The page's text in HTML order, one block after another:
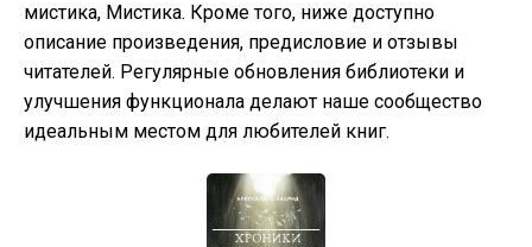
мистика, Мистика. Кроме того, ниже доступно
описание произведения, предисловие и отзывы
читателей. Регулярные обновления библиотеки и
улучшения функционала делают наше сообщество
идеальным местом для любителей книг.